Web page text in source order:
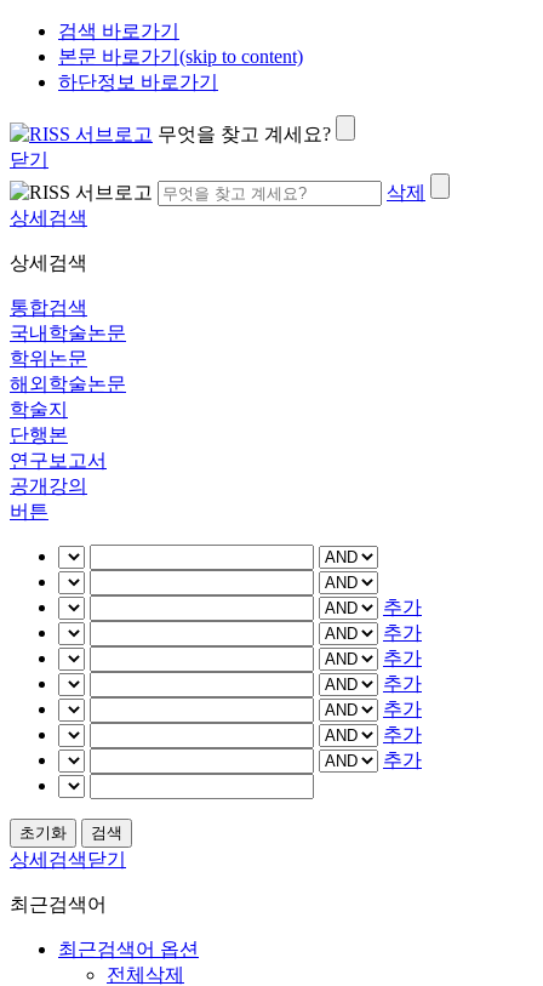
검색 바로가기
본문 바로가기(skip to content)
하단정보 바로가기
무엇을 찾고 계세요?
닫기
삭제
상세검색
상세검색
통합검색
국내학술논문
학위논문
해외학술논문
학술지
단행본
연구보고서
공개강의
버튼
추가
추가
추가
추가
추가
추가
추가
상세검색닫기
최근검색어
최근검색어 옵션
전체삭제